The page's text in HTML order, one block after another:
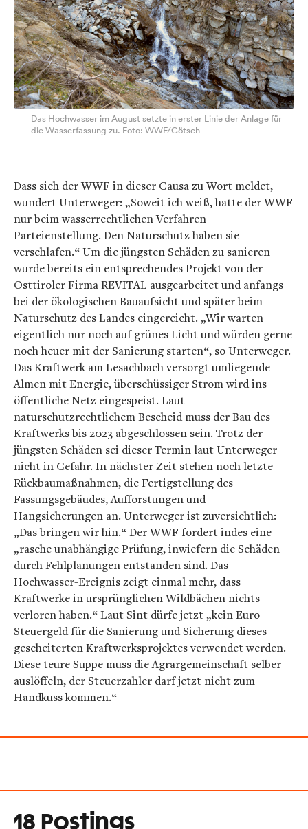
Das Hochwasser im August setzte in erster Linie der Anlage für
die Wasserfassung zu. Foto: WWF/Götsch
Dass sich der WWF in dieser Causa zu Wort meldet,
wundert Unterweger: „Soweit ich weiß, hatte der WWF
nur beim wasserrechtlichen Verfahren
Parteienstellung. Den Naturschutz haben sie
verschlafen.“ Um die jüngsten Schäden zu sanieren
wurde bereits ein entsprechendes Projekt von der
Osttiroler Firma REVITAL ausgearbeitet und anfangs
bei der ökologischen Bauaufsicht und später beim
Naturschutz des Landes eingereicht. „Wir warten
eigentlich nur noch auf grünes Licht und würden gerne
noch heuer mit der Sanierung starten“, so Unterweger.
Das Kraftwerk am Lesachbach versorgt umliegende
Almen mit Energie, überschüssiger Strom wird ins
öffentliche Netz eingespeist. Laut
naturschutzrechtlichem Bescheid muss der Bau des
Kraftwerks bis 2023 abgeschlossen sein. Trotz der
jüngsten Schäden sei dieser Termin laut Unterweger
nicht in Gefahr. In nächster Zeit stehen noch letzte
Rückbaumaßnahmen, die Fertigstellung des
Fassungsgebäudes, Aufforstungen und
Hangsicherungen an. Unterweger ist zuversichtlich:
„Das bringen wir hin.“ Der WWF fordert indes eine
„rasche unabhängige Prüfung, inwiefern die Schäden
durch Fehlplanungen entstanden sind. Das
Hochwasser-Ereignis zeigt einmal mehr, dass
Kraftwerke in ursprünglichen Wildbächen nichts
verloren haben.“ Laut Sint dürfe jetzt „kein Euro
Steuergeld für die Sanierung und Sicherung dieses
gescheiterten Kraftwerksprojektes verwendet werden.
Diese teure Suppe muss die Agrargemeinschaft selber
auslöffeln, der Steuerzahler darf jetzt nicht zum
Handkuss kommen.“
18 Postings